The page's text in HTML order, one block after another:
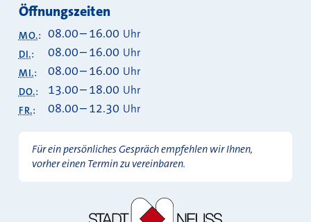
Öffnungszeiten
MO.: 08.00–16.00 Uhr
DI.: 08.00–16.00 Uhr
MI.: 08.00–16.00 Uhr
DO.: 13.00–18.00 Uhr
FR.: 08.00–12.30 Uhr
Für ein persönliches Gespräch empfehlen wir Ihnen,
vorher einen Termin zu vereinbaren.